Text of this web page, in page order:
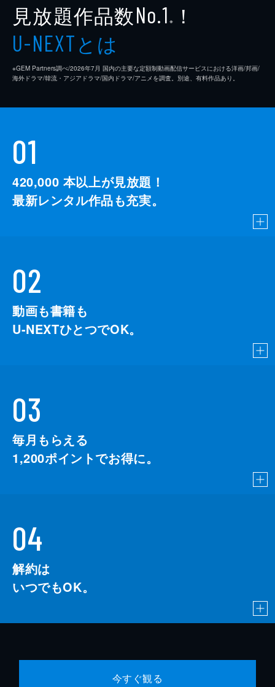
見放題作品数No.1 ※ ！
U-NEXTとは
※GEM Partners調べ/2026年7⽉ 国内の主要な定額制動画配信サービスにおける洋画/邦画/
海外ドラマ/韓流・アジアドラマ/国内ドラマ/アニメを調査。別途、有料作品あり。
01
420,000 本以上が見放題！
最新レンタル作品も充実。
02
動画も書籍も
U-NEXTひとつでOK。
03
毎月もらえる
1,200ポイントでお得に。
04
解約は
いつでもOK。
今すぐ観る